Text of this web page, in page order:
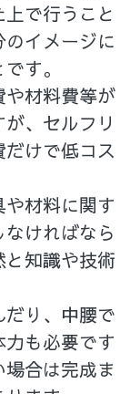
で行うこと
イメージに
す。
や材料費等が
、セルフリ
けで低コス
材料に関す
ければなら
知識や技術
だり、中腰で
も必要です
合は完成ま